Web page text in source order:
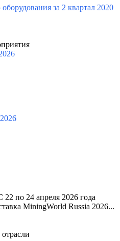
за 2 квартал 2020
22 по 24 апреля 2026 года
MiningWorld Russia 2026...